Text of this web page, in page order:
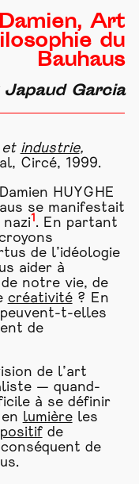
industrie,
Circé, 1999.
HUYGHE
se manifestait
nazi1 . En partant
de l’idéologie
aider à
notre vie, de
créativité? En
t-elles
de
de l’art
— quand-
à se définir
lumièreles
de
de
Art
du
Bauhaus
Garcia